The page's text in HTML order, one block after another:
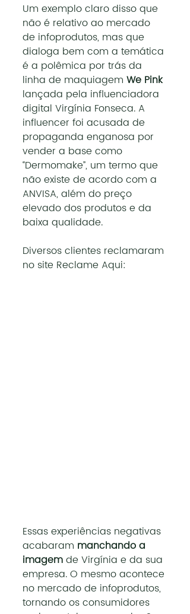
Um exemplo claro disso que
não é relativo ao mercado
de infoprodutos, mas que
dialoga bem com a temática
é a polêmica por trás da
linha de maquiagem We Pink
lançada pela influenciadora
digital Virgínia Fonseca. A
influencer foi acusada de
propaganda enganosa por
vender a base como
“Dermomake”, um termo que
não existe de acordo com a
ANVISA, além do preço
elevado dos produtos e da
baixa qualidade.
Diversos clientes reclamaram
no site Reclame Aqui:
Essas experiências negativas
acabaram manchando a
imagem de Virgínia e da sua
empresa. O mesmo acontece
no mercado de infoprodutos,
tornando os consumidores